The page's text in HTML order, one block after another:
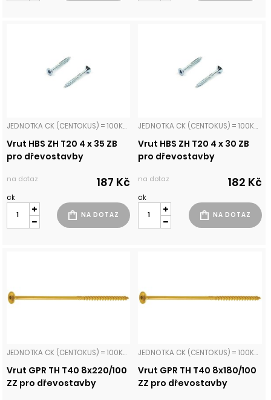
JEDNOTKA CK (CENTOKUS) = 100KS VRUTY PRO DŘEVOSTAVBY ZÁPUSTNÁ HLAVA
Vrut HBS ZH T20 4 x 35 ZB
pro dřevostavby
na dotaz 187 Kč
ck
JEDNOTKA CK (CENTOKUS) = 100KS VRUTY PRO DŘEVOSTAVBY ZÁPUSTNÁ HLAVA
Vrut HBS ZH T20 4 x 30 ZB
pro dřevostavby
na dotaz 182 Kč
ck
JEDNOTKA CK (CENTOKUS) = 100KS VRUTY PRO DŘEVOSTAVBY TALÍŘOVÁ HLAVA
Vrut GPR TH T40 8x220/100
ZZ pro dřevostavby
JEDNOTKA CK (CENTOKUS) = 100KS VRUTY PRO DŘEVOSTAVBY TALÍŘOVÁ HLAVA
Vrut GPR TH T40 8x180/100
ZZ pro dřevostavby